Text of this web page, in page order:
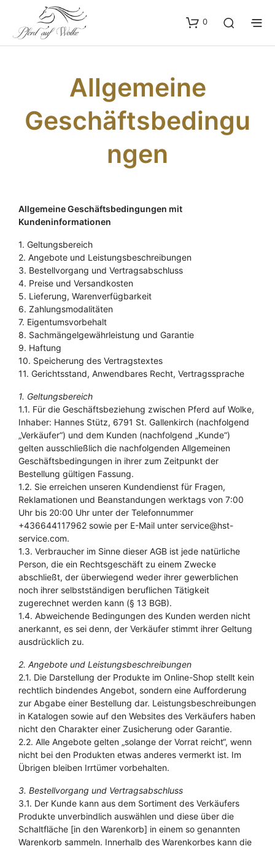
0
Allgemeine
Geschäftsbedingu
Ngen
Allgemeine Geschäftsbedingungen mit
Kundeninformationen
1. Geltungsbereich
2. Angebote und Leistungsbeschreibungen
3. Bestellvorgang und Vertragsabschluss
4. Preise und Versandkosten
5. Lieferung, Warenverfügbarkeit
6. Zahlungsmodalitäten
7. Eigentumsvorbehalt
8. Sachmängelgewährleistung und Garantie
9. Haftung
10. Speicherung des Vertragstextes
11. Gerichtsstand, Anwendbares Recht, Vertragssprache
1. Geltungsbereich
1.1. Für die Geschäftsbeziehung zwischen Pferd auf Wolke,
Inhaber: Hannes Stütz, 6791 St. Gallenkirch (nachfolgend
„Verkäufer“) und dem Kunden (nachfolgend „Kunde“)
gelten ausschließlich die nachfolgenden Allgemeinen
Geschäftsbedingungen in ihrer zum Zeitpunkt der
Bestellung gültigen Fassung.
1.2. Sie erreichen unseren Kundendienst für Fragen,
Reklamationen und Beanstandungen werktags von 7:00
Uhr bis 20:00 Uhr unter der Telefonnummer
+436644117962 sowie per E-Mail unter service@hst-
service.com.
1.3. Verbraucher im Sinne dieser AGB ist jede natürliche
Person, die ein Rechtsgeschäft zu einem Zwecke
abschließt, der überwiegend weder ihrer gewerblichen
noch ihrer selbstständigen beruflichen Tätigkeit
zugerechnet werden kann (§ 13 BGB).
1.4. Abweichende Bedingungen des Kunden werden nicht
anerkannt, es sei denn, der Verkäufer stimmt ihrer Geltung
ausdrücklich zu.
2. Angebote und Leistungsbeschreibungen
2.1. Die Darstellung der Produkte im Online-Shop stellt kein
rechtlich bindendes Angebot, sondern eine Aufforderung
zur Abgabe einer Bestellung dar. Leistungsbeschreibungen
in Katalogen sowie auf den Websites des Verkäufers haben
nicht den Charakter einer Zusicherung oder Garantie.
2.2. Alle Angebote gelten „solange der Vorrat reicht“, wenn
nicht bei den Produkten etwas anderes vermerkt ist. Im
Übrigen bleiben Irrtümer vorbehalten.
3. Bestellvorgang und Vertragsabschluss
3.1. Der Kunde kann aus dem Sortiment des Verkäufers
Produkte unverbindlich auswählen und diese über die
Schaltfläche [in den Warenkorb] in einem so genannten
Warenkorb sammeln. Innerhalb des Warenkorbes kann die